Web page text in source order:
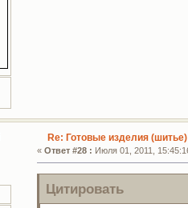
Re: Готовые изделия (шитье)
«Ответ #28 : Июля 01, 2011,
Цитировать